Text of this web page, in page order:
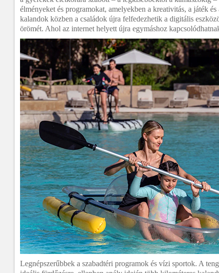
élményeket és programokat, amelyekben a kreativitás, a játék és
kalandok közben a családok újra felfedezhetik a digitális
örömét. Ahol az internet helyett újra egymáshoz
Legnépszerűbbek a szabadtéri programok és vízi sportok. A